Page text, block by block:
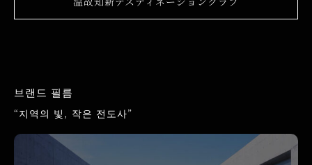
브랜드 필름
“지역의 빛, 작은 전도사”